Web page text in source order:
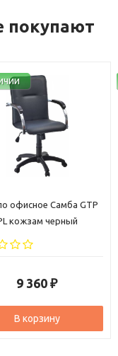
покупают
офисное Самба GTP
кожзам черный
9 360 ₽
В корзину